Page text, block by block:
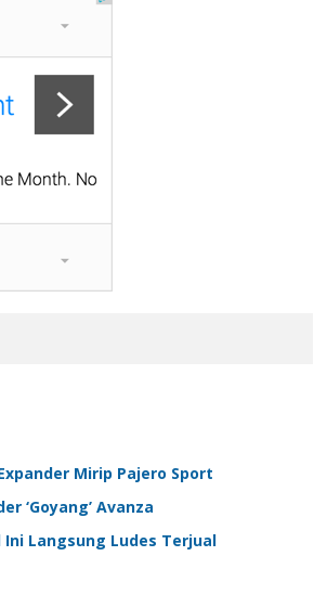
Mirip Pajero Sport
‘Goyang’ Avanza
Ini Langsung Ludes Terjual